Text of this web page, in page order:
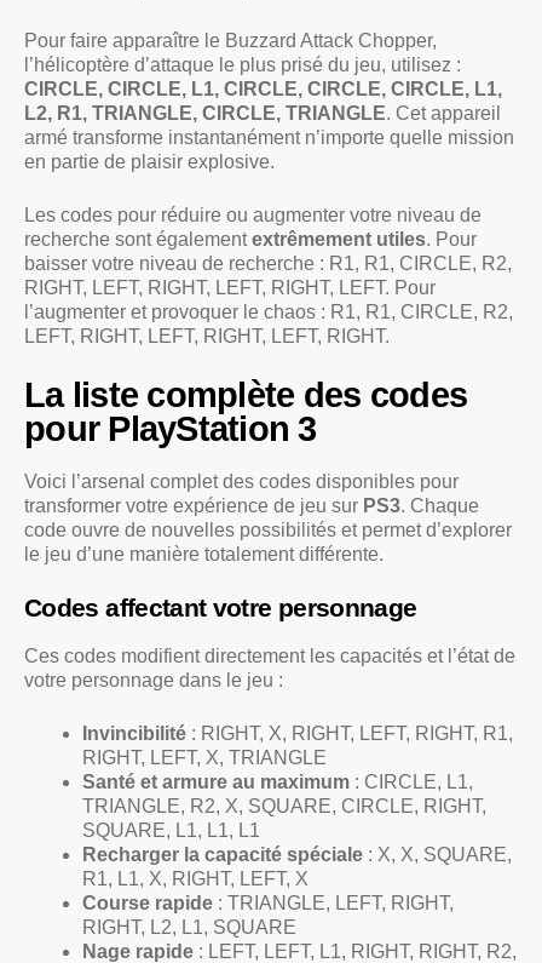
Pour faire apparaître le Buzzard Attack Chopper,
l’hélicoptère d’attaque le plus prisé du jeu, utilisez :
CIRCLE, CIRCLE, L1, CIRCLE, CIRCLE, CIRCLE, L1,
L2, R1, TRIANGLE, CIRCLE, TRIANGLE. Cet appareil
armé transforme instantanément n’importe quelle mission
en partie de plaisir explosive.
Les codes pour réduire ou augmenter votre niveau de
recherche sont égalementextrêmement utiles. Pour
baisser votre niveau de recherche : R1, R1, CIRCLE, R2,
RIGHT, LEFT, RIGHT, LEFT, RIGHT, LEFT. Pour
l’augmenter et provoquer le chaos : R1, R1, CIRCLE, R2,
LEFT, RIGHT, LEFT, RIGHT, LEFT, RIGHT.
La liste complète des codes
pour PlayStation 3
Voici l’arsenal complet des codes disponibles pour
transformer votre expérience de jeu sur PS3. Chaque
code ouvre de nouvelles possibilités et permet d’explorer
le jeu d’une manière totalement différente.
Codes affectant votre personnage
Ces codes modifient directement les capacités et l’état de
votre personnage dans le jeu :
Invincibilité : RIGHT, X, RIGHT, LEFT, RIGHT, R1,
RIGHT, LEFT, X, TRIANGLE
Santé et armure au maximum : CIRCLE, L1,
TRIANGLE, R2, X, SQUARE, CIRCLE, RIGHT,
SQUARE, L1, L1, L1
Recharger la capacité spéciale : X, X, SQUARE,
R1, L1, X, RIGHT, LEFT, X
Course rapide : TRIANGLE, LEFT, RIGHT,
RIGHT, L2, L1, SQUARE
Nage rapide : LEFT, LEFT, L1, RIGHT, RIGHT, R2,